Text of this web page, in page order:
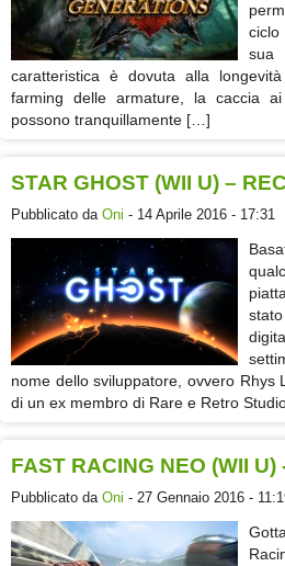
ciclo
sua
caratteristica è dovuta alla
farming delle armature, la caccia
possono tranquillamente […]
STAR GHOST (WII U) –
Pubblicato da Oni - 14 Aprile 2016 - 17:31
nome dello sviluppatore, ovvero Rhys
di un ex membro di Rare e Retro
FAST RACING NEO (WII U)
Pubblicato da Oni - 27 Gennaio 2016 -